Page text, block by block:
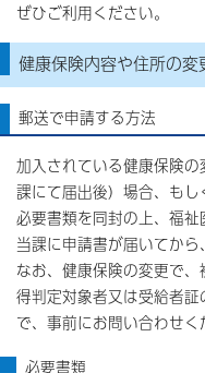
ぜひご利用ください。
健康保険内容や住所の
郵送で申請する方法
加入されている健康保険
課にて届出後）場合、も
必要書類を同封の上、福祉
当課に申請書が届いてか
なお、健康保険の変更で
得判定対象者又は受給者
で、事前にお問い合わせく
必要書類